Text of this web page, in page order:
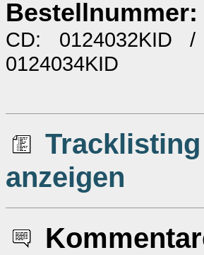
Bestellnummer:
CD: 0124032KID
0124034KID
Tracklisting
anzeigen